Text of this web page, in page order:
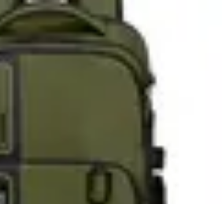
AspirapolvereTendenze